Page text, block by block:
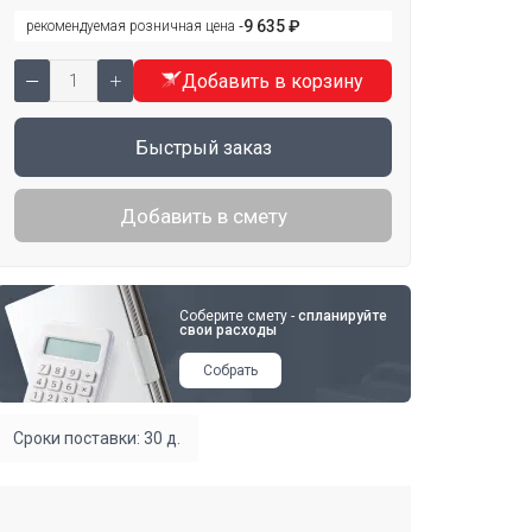
рекомендуемая розничная цена ‐9 635 ₽
Добавить в корзину
Быстрый заказ
Добавить в смету
Соберите смету - спланируйте
свои расходы
Собрать
Сроки поставки: 30 д.